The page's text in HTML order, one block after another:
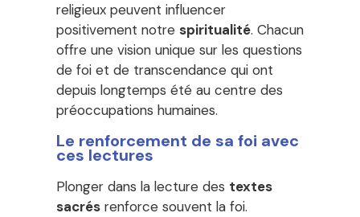
religieux peuvent influencer
positivement notre spiritualité. Chacun
offre une vision unique sur les questions
de foi et de transcendance qui ont
depuis longtemps été au centre des
préoccupations humaines.
Le renforcement de sa foi avec
ces lectures
Plonger dans la lecture des textes
sacrés renforce souvent la foi.